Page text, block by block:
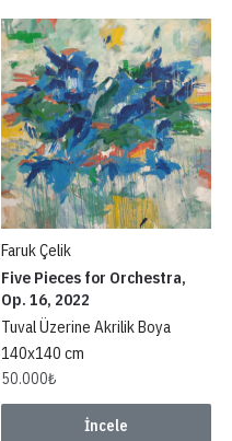
Faruk Çelik
Five Pieces for Orchestra,
Op. 16, 2022
Tuval Üzerine Akrilik Boya
140x140 cm
50.000₺
İncele